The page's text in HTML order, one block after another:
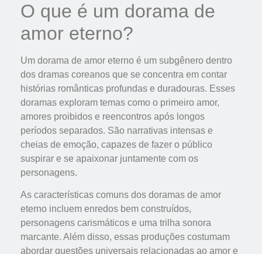
O que é um dorama de
amor eterno?
Um dorama de amor eterno é um subgênero dentro
dos dramas coreanos que se concentra em contar
histórias românticas profundas e duradouras. Esses
doramas exploram temas como o primeiro amor,
amores proibidos e reencontros após longos
períodos separados. São narrativas intensas e
cheias de emoção, capazes de fazer o público
suspirar e se apaixonar juntamente com os
personagens.
As características comuns dos doramas de amor
eterno incluem enredos bem construídos,
personagens carismáticos e uma trilha sonora
marcante. Além disso, essas produções costumam
abordar questões universais relacionadas ao amor e